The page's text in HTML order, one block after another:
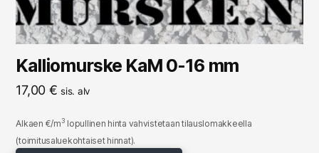
Kalliomurske KaM 0-16 mm
17,00 € sis. alv
Alkaen €/m3 lopullinen hinta vahvistetaan tilauslomakkeella
(toimitusaluekohtaiset hinnat).